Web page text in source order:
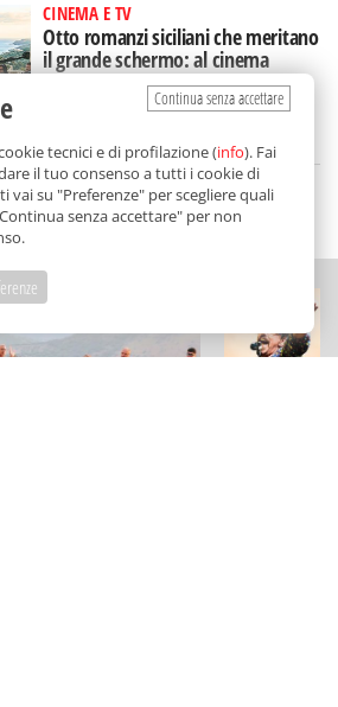
CINEMA E TV
Otto romanzi siciliani che meritano
il grande schermo: al cinema
un'Isola diversa
diTancredi Bua
DA BALARM
Continua senza accettare
tecnici e di profilazione (info). Fai
il tuo consenso a tutti i cookie di
vai su "Preferenze" per scegliere quali
senza accettare" per non